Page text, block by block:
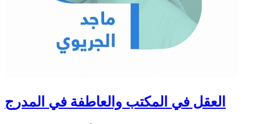
العقل في المكتب والعاطفة في المدرج